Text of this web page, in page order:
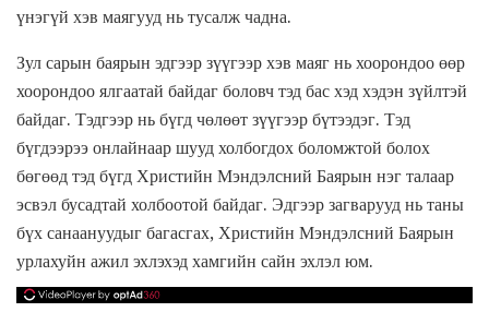
үнэгүй хэв маягууд нь тусалж чадна.
Зул сарын баярын эдгээр зүүгээр хэв маяг нь хоорондоо өөр
хоорондоо ялгаатай байдаг боловч тэд бас хэд хэдэн зүйлтэй
байдаг. Тэдгээр нь бүгд чөлөөт зүүгээр бүтээдэг. Тэд
бүгдээрээ онлайнаар шууд холбогдох боломжтой болох
бөгөөд тэд бүгд Христийн Мэндэлсний Баярын нэг талаар
эсвэл бусадтай холбоотой байдаг. Эдгээр загварууд нь таны
бүх санаануудыг багасгах, Христийн Мэндэлсний Баярын
урлахуйн ажил эхлэхэд хамгийн сайн эхлэл юм.